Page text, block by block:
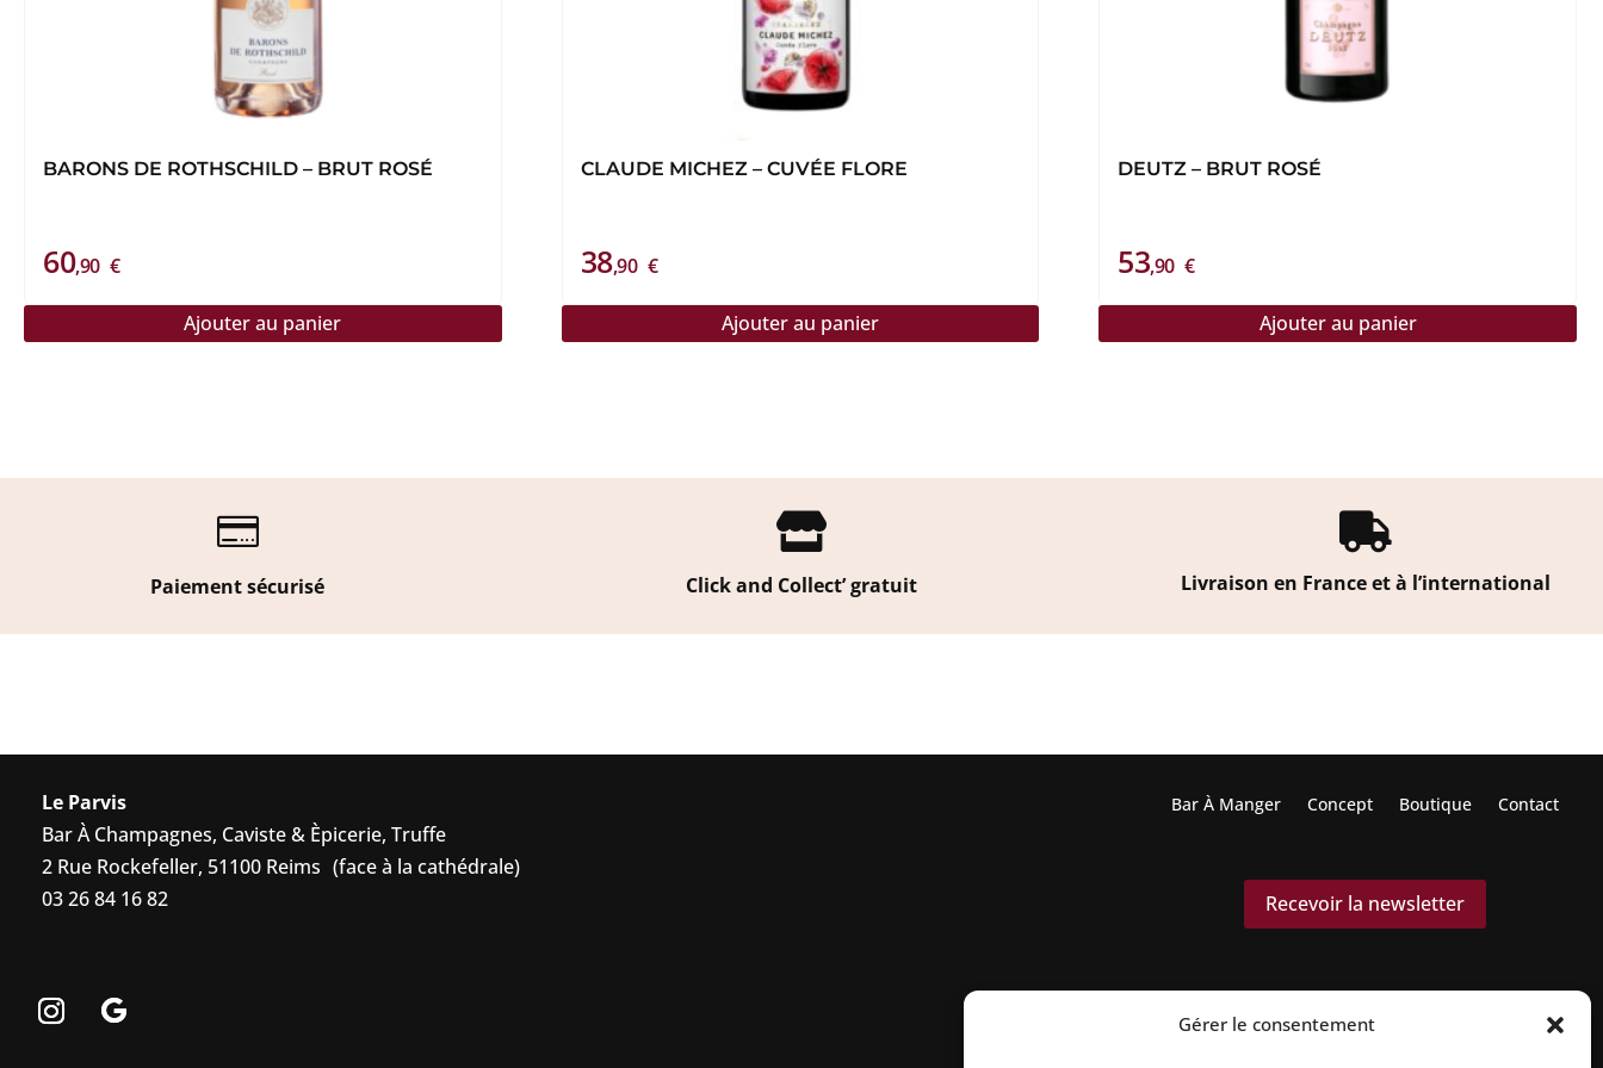
Gérer le consentement
BARONS DE ROTHSCHILD – BRUT ROSÉ
60,90 €
Ajouter au panier
CLAUDE MICHEZ – CUVÉE FLORE
38,90 €
Ajouter au panier
DEUTZ – BRUT ROSÉ
53,90 €
Ajouter au panier

Paiement sécurisé

Click and Collect’ gratuit

Livraison en France et à l’international
Le Parvis
Bar À Champagnes, Caviste & Èpicerie, Truffe
2 Rue Rockefeller, 51100 Reims (face à la cathédrale)
03 26 84 16 82
Bar À Manger Concept Boutique Contact
Recevoir la newsletter